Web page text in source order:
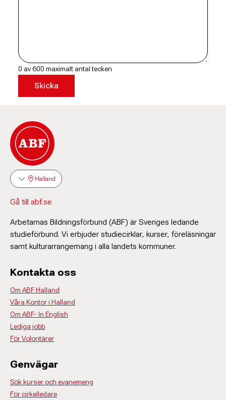
0 av 600 maximalt antal tecken
Halland
Gå till abf.se
Arbetarnas Bildningsförbund (ABF) är Sveriges ledande
studieförbund. Vi erbjuder studiecirklar, kurser, föreläsningar
samt kulturarrangemang i alla landets kommuner.
Kontakta oss
Om ABF Halland
Våra Kontor i Halland
Om ABF- In English
Lediga jobb
För Volontärer
Genvägar
Sök kurser och evanemeng
För cirkelledare